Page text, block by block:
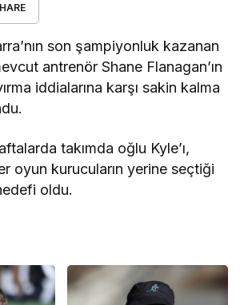
son şampiyonluk kazanan
antrenör Shane Flanagan’ın
iddialarına karşı sakin kalma
takımda oğlu Kyle’ı,
oyun kurucuların yerine seçtiği
oldu.